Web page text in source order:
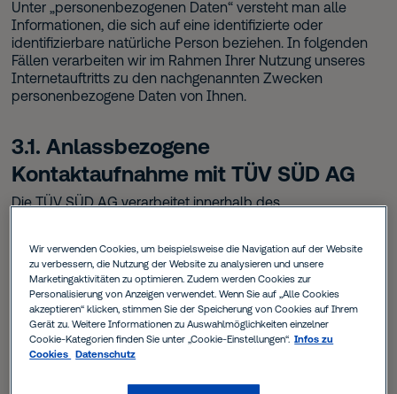
Unter „personenbezogenen Daten“ versteht man alle
Informationen, die sich auf eine identifizierte oder
identifizierbare natürliche Person beziehen. In folgenden
Fällen verarbeiten wir im Rahmen Ihrer Nutzung unseres
Internetauftritts zu den nachgenannten Zwecken
personenbezogene Daten von Ihnen.
3.1. Anlassbezogene
Kontaktaufnahme mit TÜV SÜD AG
Die TÜV SÜD AG verarbeitet innerhalb des
treten und Ihr Anliegen bestmöglich zu bearbeiten. Dies
korrespondiert mit Ihrem eigenen Interesse an der
Bearbeitung Ihrer Anliegen. Hierfür benötigen wir Ihre E-
Mail-Adresse sowie Ihren Namen und Vornamen und
Anrede, zusätzlich Ihre Postleitzahl und ihren
Unternehmensbereich. Rechtsgrundlage ist in diesem Fall
das berechtigte Interesse i.S.d. Art. 6 Abs. 1 lit f DSGVO
Wir verwenden Cookies, um beispielsweise die Navigation auf der Website
zu verbessern, die Nutzung der Website zu analysieren und unsere
Marketingaktivitäten zu optimieren. Zudem werden Cookies zur
Personalisierung von Anzeigen verwendet. Wenn Sie auf „Alle Cookies
akzeptieren“ klicken, stimmen Sie der Speicherung von Cookies auf Ihrem
Gerät zu. Weitere Informationen zu Auswahlmöglichkeiten einzelner
Cookie-Kategorien finden Sie unter „Cookie-Einstellungen“. Infos zu
Cookies
Datenschutz